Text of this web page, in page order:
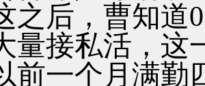
之后，曹知道
量接私活，这
前一个月满勤